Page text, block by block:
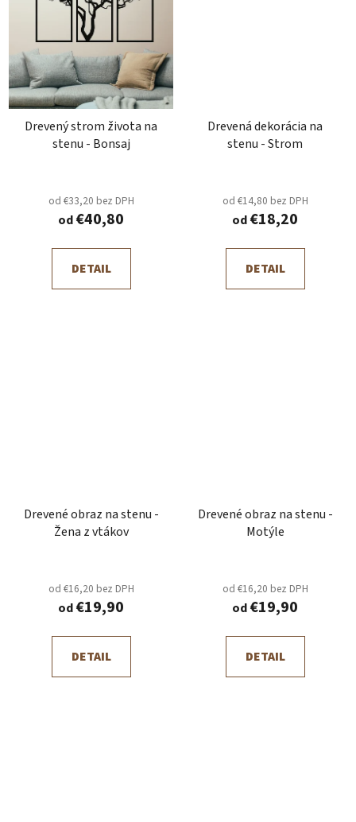
Drevený strom života na
stenu - Bonsaj
od €33,20 bez DPH
od€40,80
DETAIL
Drevená dekorácia na
stenu - Strom
od €14,80 bez DPH
od€18,20
DETAIL
Drevené obraz na stenu -
Žena z vtákov
od €16,20 bez DPH
od€19,90
DETAIL
Drevené obraz na stenu -
Motýle
od €16,20 bez DPH
od€19,90
DETAIL